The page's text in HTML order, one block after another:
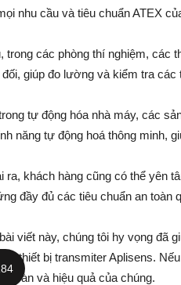
nhu cầu và tiêu chuẩn ATEX
trong các phòng thí nghiệm, các
giúp đo lường và kiểm tra
tự động hóa nhà máy, các
năng tự động hoá thông minh,
ra, khách hàng cũng có thể yên
đầy đủ các tiêu chuẩn an toàn
viết này, chúng tôi hy vọng đã
thiết bị transmiter Aplisens.
toàn và hiệu quả của chúng.